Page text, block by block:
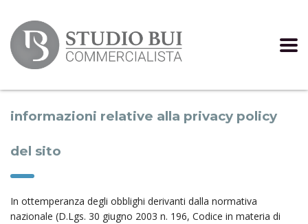
informazioni relative alla privacy policy
del sito
In ottemperanza degli obblighi derivanti dalla normativa
nazionale (D.Lgs. 30 giugno 2003 n. 196, Codice in materia di